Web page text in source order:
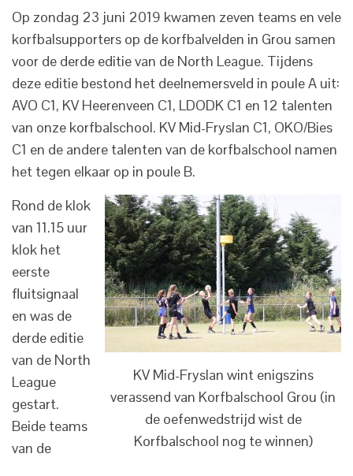
Op zondag 23 juni 2019 kwamen zeven teams en vele
korfbalsupporters op de korfbalvelden in Grou samen
voor de derde editie van de North League. Tijdens
deze editie bestond het deelnemersveld in poule A uit:
AVO C1, KV Heerenveen C1, LDODK C1 en 12 talenten
van onze korfbalschool. KV Mid-Fryslan C1, OKO/Bies
C1 en de andere talenten van de korfbalschool namen
het tegen elkaar op in poule B.
KV Mid-Fryslan wint enigszins
verassend van Korfbalschool Grou (in
de oefenwedstrijd wist de
Korfbalschool nog te winnen)
Rond de klok
van 11.15 uur
klok het
eerste
fluitsignaal
en was de
derde editie
van de North
League
gestart.
Beide teams
van de